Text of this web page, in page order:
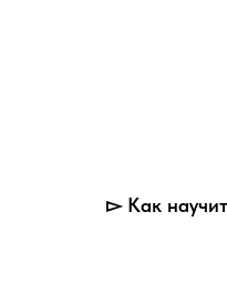
▻ Как